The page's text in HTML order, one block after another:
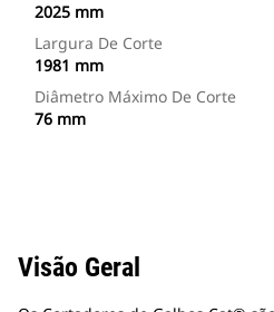
2025 mm
Largura De Corte
1981 mm
Diâmetro Máximo De Corte
76 mm
Visão Geral